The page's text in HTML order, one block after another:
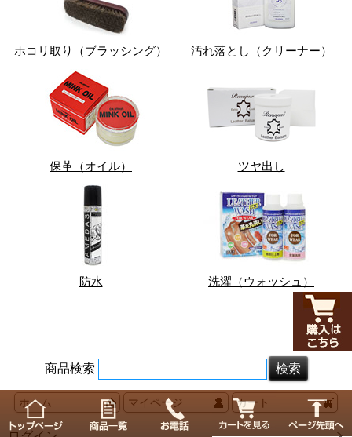
ホコリ取り（ブラッシング） 汚れ落とし（クリーナー）
保革（オイル） ツヤ出し
防水 洗濯（ウォッシュ）
商品検索
ホーム マイページ カート